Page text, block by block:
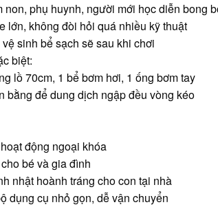
phụ huynh, người mới học diễn bong
lớn, không đòi hỏi quá nhiều kỹ thuật
sinh bể sạch sẽ sau khi chơi
biệt:
lồ 70cm, 1 bể bơm hơi, 1 ống bơm tay
bằng để dung dịch ngập đều vòng kéo
động ngoại khóa
bé và gia đình
nhật hoành tráng cho con tại nhà
dụng cụ nhỏ gọn, dễ vận chuyển